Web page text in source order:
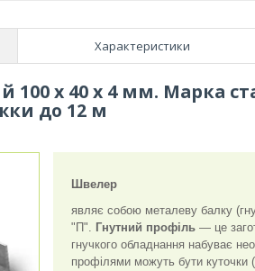
Характеристики
х 40 х 4 мм. Марка
до 12 м
Швелер
являє собою металеву балку
"П". Гнутний профіль — це
гнучкого обладнання набуває
профілями можуть бути куточки